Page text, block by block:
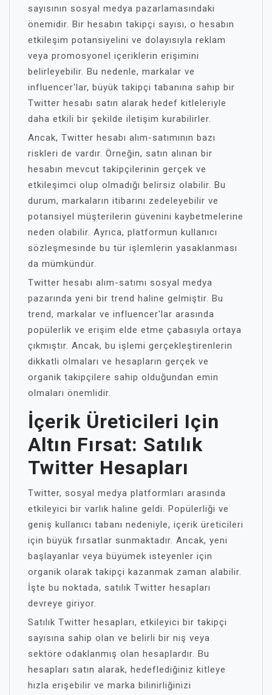
sayısının sosyal medya pazarlamasındaki
önemidir. Bir hesabın takipçi sayısı, o hesabın
etkileşim potansiyelini ve dolayısıyla reklam
veya promosyonel içeriklerin erişimini
belirleyebilir. Bu nedenle, markalar ve
influencer'lar, büyük takipçi tabanına sahip bir
Twitter hesabı satın alarak hedef kitleleriyle
daha etkili bir şekilde iletişim kurabilirler.
Ancak, Twitter hesabı alım-satımının bazı
riskleri de vardır. Örneğin, satın alınan bir
hesabın mevcut takipçilerinin gerçek ve
etkileşimci olup olmadığı belirsiz olabilir. Bu
durum, markaların itibarını zedeleyebilir ve
potansiyel müşterilerin güvenini kaybetmelerine
neden olabilir. Ayrıca, platformun kullanıcı
sözleşmesinde bu tür işlemlerin yasaklanması
da mümkündür.
Twitter hesabı alım-satımı sosyal medya
pazarında yeni bir trend haline gelmiştir. Bu
trend, markalar ve influencer'lar arasında
popülerlik ve erişim elde etme çabasıyla ortaya
çıkmıştır. Ancak, bu işlemi gerçekleştirenlerin
dikkatli olmaları ve hesapların gerçek ve
organik takipçilere sahip olduğundan emin
olmaları önemlidir.
İçerik Üreticileri Için
Altın Fırsat: Satılık
Twitter Hesapları
Twitter, sosyal medya platformları arasında
etkileyici bir varlık haline geldi. Popülerliği ve
geniş kullanıcı tabanı nedeniyle, içerik üreticileri
için büyük fırsatlar sunmaktadır. Ancak, yeni
başlayanlar veya büyümek isteyenler için
organik olarak takipçi kazanmak zaman alabilir.
İşte bu noktada, satılık Twitter hesapları
devreye giriyor.
Satılık Twitter hesapları, etkileyici bir takipçi
sayısına sahip olan ve belirli bir niş veya
sektöre odaklanmış olan hesaplardır. Bu
hesapları satın alarak, hedeflediğiniz kitleye
hızla erişebilir ve marka bilinirliğinizi